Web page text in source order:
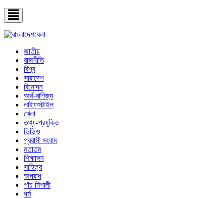
জাতীয়
রাজনীতি
বিশ্ব
সারাদেশ
বিনোদন
অর্থ-বাণিজ্য
লাইফস্টাইল
খেলা
তথ্য-প্রযুক্তি
ভিডিও
প্রবাসী সংবাদ
মতাতম
শিক্ষাঙ্গন
সাহিত্য
অপরাধ
পাঁচ মিশালী
ধর্ম